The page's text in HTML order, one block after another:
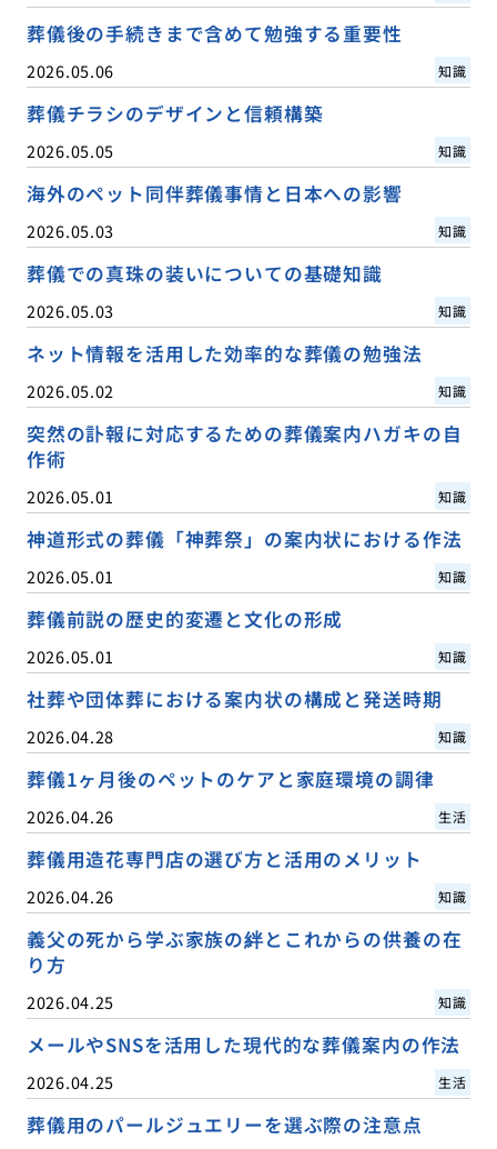
葬儀後の手続きまで含めて勉強する重要性
2026.05.06 知識
葬儀チラシのデザインと信頼構築
2026.05.05 知識
海外のペット同伴葬儀事情と日本への影響
2026.05.03 知識
葬儀での真珠の装いについての基礎知識
2026.05.03 知識
ネット情報を活用した効率的な葬儀の勉強法
2026.05.02 知識
突然の訃報に対応するための葬儀案内ハガキの自
作術
2026.05.01 知識
神道形式の葬儀「神葬祭」の案内状における作法
2026.05.01 知識
葬儀前説の歴史的変遷と文化の形成
2026.05.01 知識
社葬や団体葬における案内状の構成と発送時期
2026.04.28 知識
葬儀1ヶ月後のペットのケアと家庭環境の調律
2026.04.26 生活
葬儀用造花専門店の選び方と活用のメリット
2026.04.26 知識
義父の死から学ぶ家族の絆とこれからの供養の在
り方
2026.04.25 知識
メールやSNSを活用した現代的な葬儀案内の作法
2026.04.25 生活
葬儀用のパールジュエリーを選ぶ際の注意点